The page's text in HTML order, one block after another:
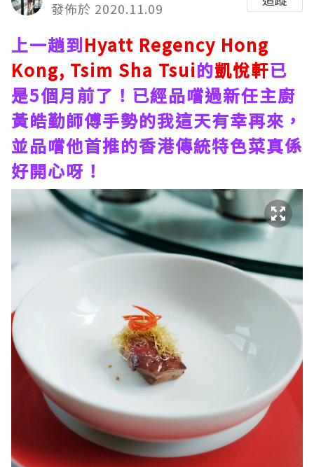
發佈於 2020.11.09
上一趟到Hyatt Regency Hong
Kong, Tsim Sha Tsui的凱悅軒已
是5個月前了！已經品嚐過新任主廚
黃皓勤師傅手勢的我這天有幸再來，
並品嚐他首推的香港傳統特色菜真係
好開心呀！